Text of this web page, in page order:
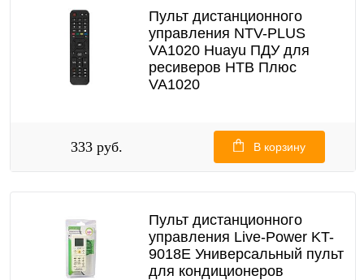
Пульт дистанционного
управления NTV-PLUS
VA1020 Huayu ПДУ для
ресиверов НТВ Плюс
VA1020
333 руб. В корзину
Пульт дистанционного
управления Live-Power KT-
9018E Универсальный пульт
для кондиционеров